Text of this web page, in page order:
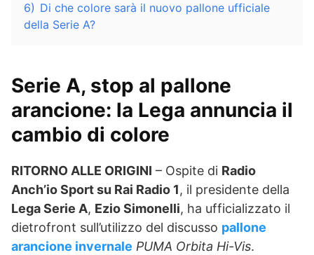
6) Di che colore sarà il nuovo pallone ufficiale
della Serie A?
Serie A, stop al pallone
arancione: la Lega annuncia il
cambio di colore
RITORNO ALLE ORIGINI – Ospite di Radio
Anch’io Sport su Rai Radio 1, il presidente della
Lega Serie A, Ezio Simonelli, ha ufficializzato il
dietrofront sull’utilizzo del discusso pallone
arancione invernale PUMA Orbita Hi-Vis.